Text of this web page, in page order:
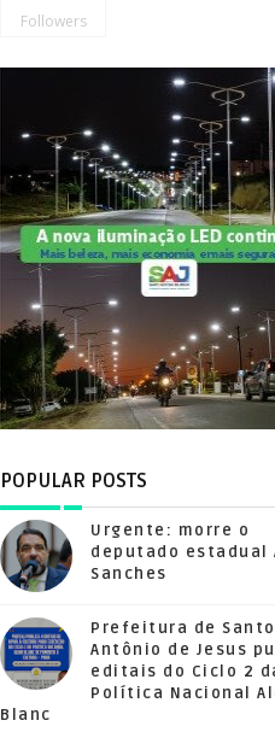
Followers
POPULAR POSTS
Urgente: morre o
deputado estadual
Sanches
Prefeitura de Santo
Antônio de Jesus
editais do Ciclo 2
Política Nacional
Blanc